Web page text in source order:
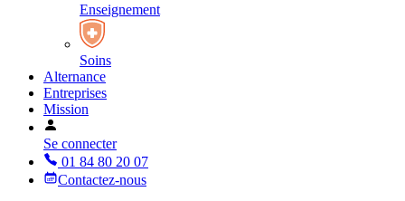
Enseignement
Soins
Alternance
Entreprises
Mission
Se connecter
01 84 80 20 07
Contactez-nous